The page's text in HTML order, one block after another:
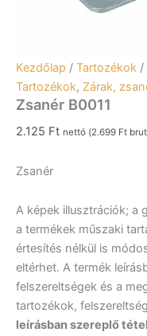
Kezdőlap / Tartozékok /
Tartozékok, Zárak,
Zsanér B0011
2.125 Ft nettó (2.699 Ft
Zsanér
A képek illusztrációk; a
a termékek műszaki
értesítés nélkül is
eltérhet. A termék
felszereltségek és a
tartozékok,
leírásban szereplő